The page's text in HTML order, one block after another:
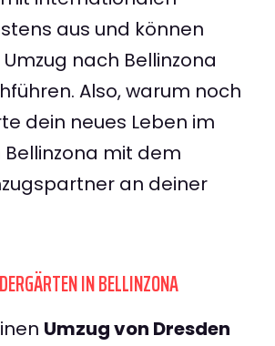
aus und können
nach Bellinzona
Also, warum noch
dein neues Leben im
mit dem
an deiner
IN BELLINZONA
Umzug von Dresden